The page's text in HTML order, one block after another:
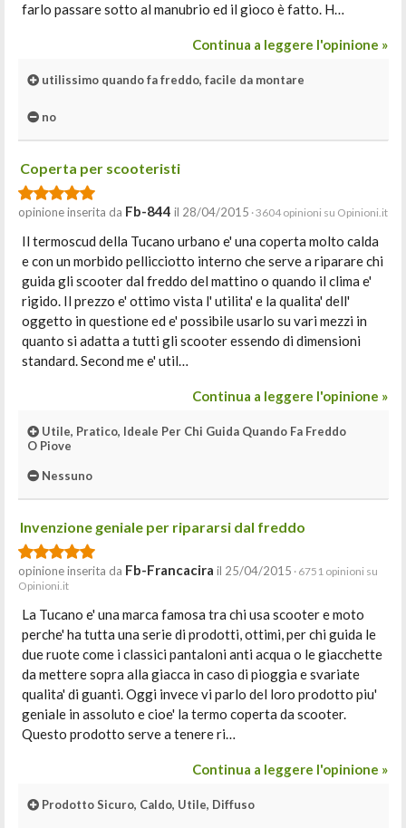
farlo passare sotto al manubrio ed il gioco è fatto. H…
Continua a leggere l'opinione »
utilissimo quando fa freddo, facile da montare
no
Coperta per scooteristi
opinione inserita da Fb-844 il 28/04/2015 · 3604 opinioni su Opinioni.it
Il termoscud della Tucano urbano e' una coperta molto calda
e con un morbido pellicciotto interno che serve a riparare chi
guida gli scooter dal freddo del mattino o quando il clima e'
rigido. Il prezzo e' ottimo vista l' utilita' e la qualita' dell'
oggetto in questione ed e' possibile usarlo su vari mezzi in
quanto si adatta a tutti gli scooter essendo di dimensioni
standard. Second me e' util…
Continua a leggere l'opinione »
Utile, Pratico, Ideale Per Chi Guida Quando Fa Freddo
O Piove
Nessuno
Invenzione geniale per ripararsi dal freddo
opinione inserita da Fb-Francacira il 25/04/2015 · 6751 opinioni su
Opinioni.it
La Tucano e' una marca famosa tra chi usa scooter e moto
perche' ha tutta una serie di prodotti, ottimi, per chi guida le
due ruote come i classici pantaloni anti acqua o le giacchette
da mettere sopra alla giacca in caso di pioggia e svariate
qualita' di guanti. Oggi invece vi parlo del loro prodotto piu'
geniale in assoluto e cioe' la termo coperta da scooter.
Questo prodotto serve a tenere ri…
Continua a leggere l'opinione »
Prodotto Sicuro, Caldo, Utile, Diffuso